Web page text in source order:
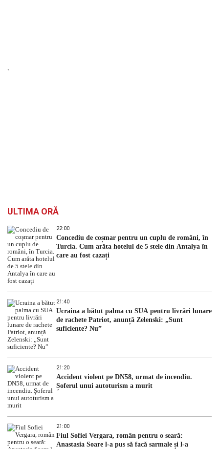
`
ULTIMA ORĂ
22:00
Concediu de coșmar pentru un cuplu de români, în
Turcia. Cum arăta hotelul de 5 stele din Antalya în
care au fost cazați
21:40
Ucraina a bătut palma cu SUA pentru livrări lunare
de rachete Patriot, anunță Zelenski: „Sunt
suficiente? Nu”
21:20
Accident violent pe DN58, urmat de incendiu.
Șoferul unui autoturism a murit
21:00
Fiul Sofiei Vergara, român pentru o seară:
Anastasia Soare l-a pus să facă sarmale și l-a